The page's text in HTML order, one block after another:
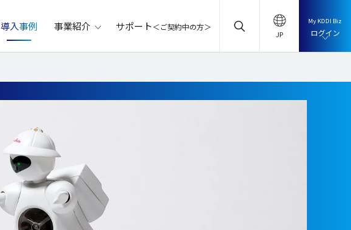
導入事例 事業紹介 サポート＜ご契約中の方＞
My KDDI Biz
ログイン